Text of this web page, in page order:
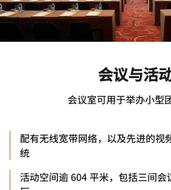
会议与活
会议室可用于举办小型
配有无线宽带网络，以及先进的视
统
活动空间逾 604 平米，包括三间